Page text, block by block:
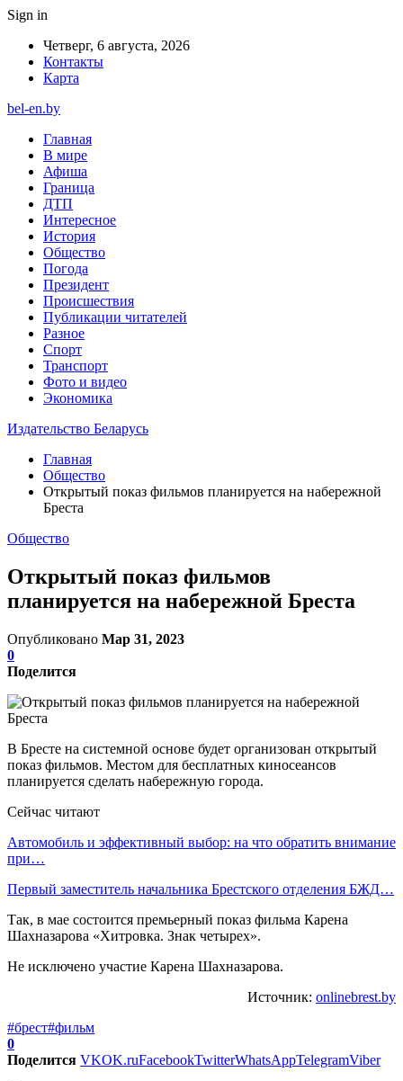
Sign in
Четверг, 6 августа, 2026
Контакты
Карта
bel-en.by
Главная
В мире
Афиша
Граница
ДТП
Интересное
История
Общество
Погода
Президент
Происшествия
Публикации читателей
Разное
Спорт
Транспорт
Фото и видео
Экономика
Издательство Беларусь
Главная
Общество
Открытый показ фильмов планируется на набережной
Бреста
Общество
Открытый показ фильмов
планируется на набережной Бреста
Опубликовано Мар 31, 2023
0
Поделится
В Бресте на системной основе будет организован открытый
показ фильмов. Местом для бесплатных киносеансов
планируется сделать набережную города.
Сейчас читают
Автомобиль и эффективный выбор: на что обратить внимание
при…
Первый заместитель начальника Брестского отделения БЖД…
Так, в мае состоится премьерный показ фильма Карена
Шахназарова «Хитровка. Знак четырех».
Не исключено участие Карена Шахназарова.
Источник: onlinebrest.by
#брест#фильм
0
Поделится VKOK.ruFacebookTwitterWhatsAppTelegramViber